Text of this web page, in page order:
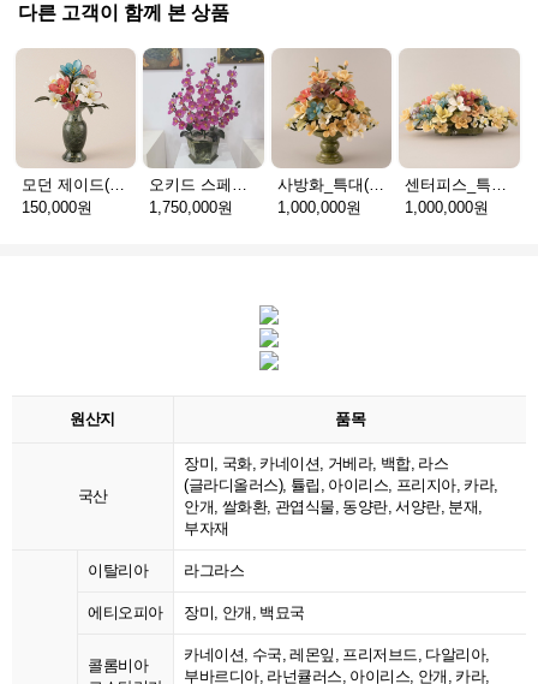
다른 고객이 함께 본 상품
모던 제이드(천연옥꽃_택배)
150,000원
오키드 스페셜(천연옥꽃_택배)
1,750,000원
사방화_특대(천연옥꽃_택배)
1,000,000원
센터피스_특대(천연옥꽃_택배)
1,000,000원
원산지 품목
국산
장미, 국화, 카네이션, 거베라, 백합, 라스
(글라디올러스), 튤립, 아이리스, 프리지아, 카라,
안개, 쌀화환, 관엽식물, 동양란, 서양란, 분재,
부자재
이탈리아 라그라스
에티오피아 장미, 안개, 백묘국
콜롬비아
카네이션, 수국, 레몬잎, 프리저브드, 다알리아,
부바르디아, 라넌큘러스, 아이리스, 안개, 카라,